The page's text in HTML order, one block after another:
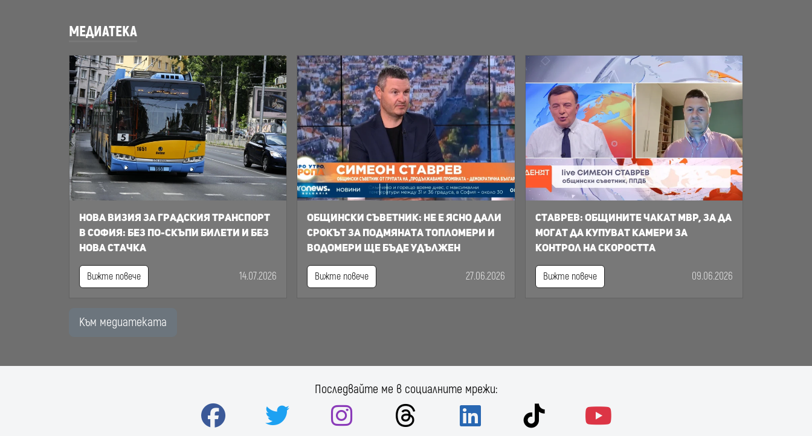
МЕДИАТЕКА
Нова визия за градския транспорт
в София: Без по-скъпи билети и без
нова стачка
Вижте повече 14.07.2026
Общински съветник: Не е ясно дали
срокът за подмяната топломери и
водомери ще бъде удължен
Вижте повече 27.06.2026
Ставрев: общините чакат МВР, за да
могат да купуват камери за
контрол на скоростта
Вижте повече 09.06.2026
Към медиатеката
Последвайте ме в социалните мрежи: